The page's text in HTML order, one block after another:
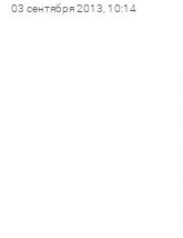
03 сентября 2013, 10:14